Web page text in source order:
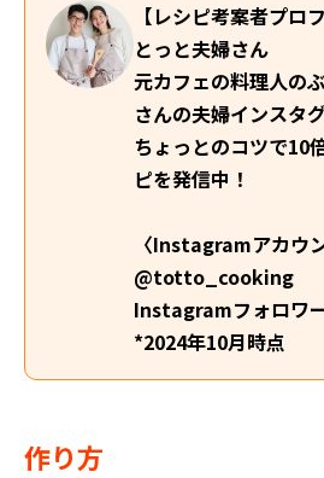
【レシピ考案者プロ
とっと夫婦さん
元カフェの料理人の
さんの夫婦インスタ
ちょっとのコツで10
ピを発信中！
〈Instagramアカウ
@totto_cooking
Instagramフォロワ
*2024年10月時点
作り方